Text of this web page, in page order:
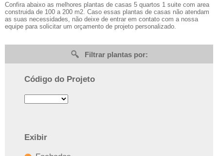
Confira abaixo as melhores plantas de casas 5 quartos 1 suite com area
construida de 100 a 200 m2. Caso essas plantas de casas não atendam
as suas necessidades, não deixe de entrar em contato com a nossa
equipe para solicitar um orçamento de projeto personalizado.
Filtrar plantas por:
Código do Projeto
Exibir